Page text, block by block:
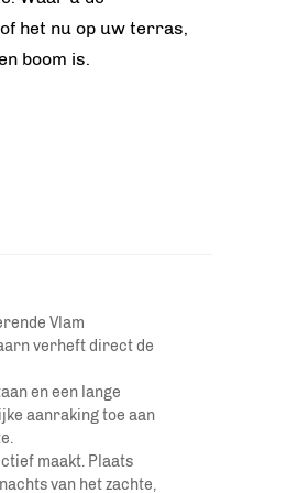
het nu op uw terras,
boom is.
Vlam
verheft direct de
en een lange
aanraking toe aan
maakt. Plaats
van het zachte,